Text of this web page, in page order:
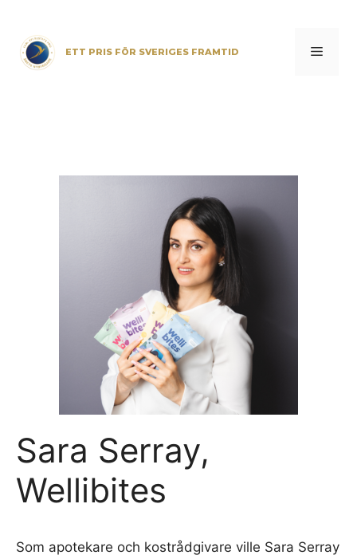
content
ETT PRIS FÖR SVERIGES FRAMTID Menu
Sara Serray,
Wellibites
Som apotekare och kostrådgivare ville Sara Serray